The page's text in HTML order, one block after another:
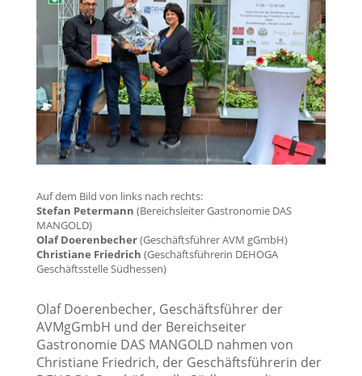
Auf dem Bild von links nach rechts:
Stefan Petermann (Bereichsleiter Gastronomie DAS
MANGOLD)
Olaf Doerenbecher(Geschäftsführer AVM gGmbH)
Christiane Friedrich (Geschäftsführerin DEHOGA
Geschäftsstelle Südhessen)
Olaf Doerenbecher, Geschäftsführer der
AVMgGmbH und der Bereichseiter
Gastronomie DAS MANGOLD nahmen von
Christiane Friedrich, der Geschäftsführerin der